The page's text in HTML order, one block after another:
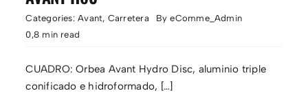
Categories:Avant, Carretera ByeComme_Admin
0,8 min read
CUADRO: Orbea Avant Hydro Disc, aluminio triple
conificado e hidroformado, […]